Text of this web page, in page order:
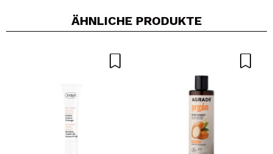
ÄHNLICHE PRODUKTE